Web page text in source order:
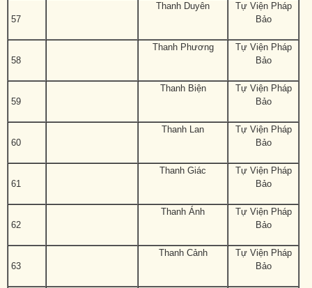
57
Thanh Duyên
Tự Viện Pháp
Bảo
58
Thanh Phương
Tự Viện Pháp
Bảo
59
Thanh Biện
Tự Viện Pháp
Bảo
60
Thanh Lan
Tự Viện Pháp
Bảo
61
Thanh Giác
Tự Viện Pháp
Bảo
62
Thanh Ánh
Tự Viện Pháp
Bảo
63
Thanh Cảnh
Tự Viện Pháp
Bảo